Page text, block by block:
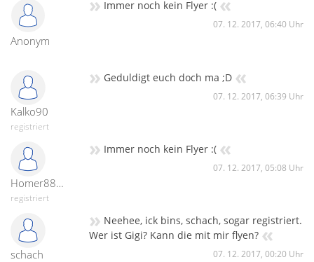
Anonym
Immer noch kein Flyer :(
07. 12. 2017, 06:40 Uhr
Kalko90
registriert
» Geduldigt euch doch ma ;D «
07. 12. 2017, 06:39 Uhr
Homer8811
registriert
» Immer noch kein Flyer :( «
07. 12. 2017, 05:08 Uhr
schach
» Neehee, ick bins, schach, sogar registriert.
Wer ist Gigi? Kann die mit mir flyen? «
07. 12. 2017, 00:20 Uhr